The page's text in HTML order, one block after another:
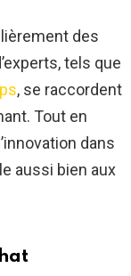
des
tels que
, se raccordent
Tout en
dans
aussi bien aux